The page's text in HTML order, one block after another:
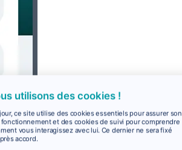
utilisons des cookies !
ce site utilise des cookies essentiels pour assurer son
fonctionnement et des cookies de suivi pour comprendre
vous interagissez avec lui. Ce dernier ne sera fixé
accord.